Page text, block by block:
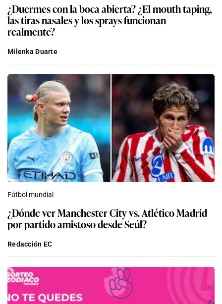
¿Duermes con la boca abierta? ¿El mouth taping,
las tiras nasales y los sprays funcionan
realmente?
Milenka Duarte
Fútbol mundial
¿Dónde ver Manchester City vs. Atlético Madrid
por partido amistoso desde Seúl?
Redacción EC